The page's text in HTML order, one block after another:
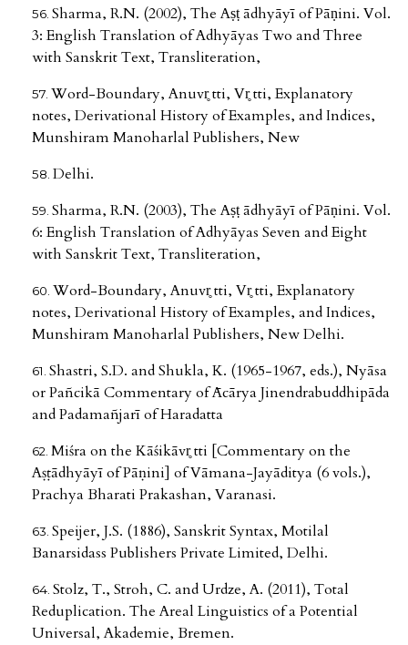
Sharma, R.N. (2002), The Aṣṭ ādhyāyī of Pāṇini. Vol.
3: English Translation of Adhyāyas Two and Three
with Sanskrit Text, Transliteration,
Word-Boundary, Anuvr̥ tti, Vr̥ tti, Explanatory
notes, Derivational History of Examples, and Indices,
Munshiram Manoharlal Publishers, New
Delhi.
Sharma, R.N. (2003), The Aṣṭ ādhyāyī of Pāṇini. Vol.
6: English Translation of Adhyāyas Seven and Eight
with Sanskrit Text, Transliteration,
Word-Boundary, Anuvr̥ tti, Vr̥ tti, Explanatory
notes, Derivational History of Examples, and Indices,
Munshiram Manoharlal Publishers, New Delhi.
Shastri, S.D. and Shukla, K. (1965-1967, eds.), Nyāsa
or Pañcikā Commentary of Ācārya Jinendrabuddhipāda
and Padamañjarī of Haradatta
Miśra on the Kāśikāvr̥ tti [Commentary on the
Aṣṭādhyāyī of Pāṇini] of Vāmana-Jayāditya (6 vols.),
Prachya Bharati Prakashan, Varanasi.
Speijer, J.S. (1886), Sanskrit Syntax, Motilal
Banarsidass Publishers Private Limited, Delhi.
Stolz, T., Stroh, C. and Urdze, A. (2011), Total
Reduplication. The Areal Linguistics of a Potential
Universal, Akademie, Bremen.